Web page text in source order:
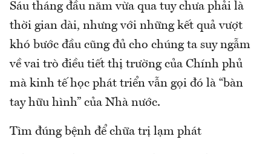
Sáu tháng đầu năm vừa qua tuy chưa phải là
thời gian dài, nhưng với những kết quả vượt
khó bước đầu cũng đủ cho chúng ta suy ngẫm
về vai trò điều tiết thị trường của Chính phủ
mà kinh tế học phát triển vẫn gọi đó là “bàn
tay hữu hình” của Nhà nước.
Tìm đúng bệnh để chữa trị lạm phát